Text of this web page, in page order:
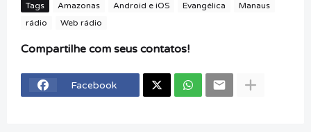
Tags Amazonas Android e iOS Evangélica
Manaus
rádio
Web rádio
Compartilhe com seus contatos!
Facebook